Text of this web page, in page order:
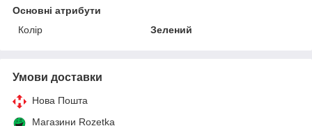
Основні атрибути
Колір
Зелений
Умови доставки
Нова Пошта
Магазини Rozetka